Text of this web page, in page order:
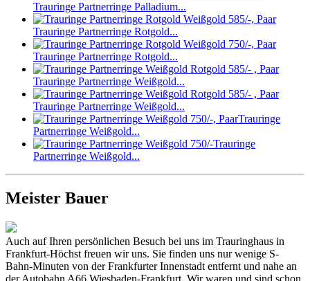
Trauringe Partnerringe Palladium...
Trauringe Partnerringe Rotgold...
Trauringe Partnerringe Rotgold...
Trauringe Partnerringe Weißgold...
Trauringe Partnerringe Weißgold...
Trauringe
Partnerringe Weißgold...
Trauringe
Partnerringe Weißgold...
Meister Bauer
Auch auf Ihren persönlichen Besuch bei uns im Trauringhaus in
Frankfurt-Höchst freuen wir uns. Sie finden uns nur wenige S-
Bahn-Minuten von der Frankfurter Innenstadt entfernt und nahe an
der Autobahn A66 Wiesbaden-Frankfurt. Wir waren und sind schon